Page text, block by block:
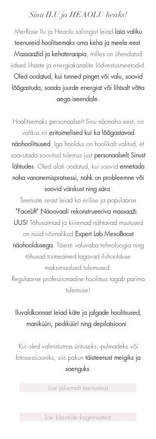
Sinu ILU ja HEAOLU heaks!
MerRose Ilu ja Heaolu salongist leiad laia valiku
teenuseid hoolitsemaks oma keha ja meele eest.
Massaažid ja kehateraapia, milles on ühendatud
iidsed lihaste ja energiakanalite lõdvestusmeetodid.
Oled oodatud, kui tunned pinget või valu, soovid
lõõgastuda, saada juurde energiat või lihtsalt võtta
aega iseendale.
Hoolitsemaks personaalselt Sinu näonaha eest, on
valikus nii eritoimelised kui ka lõõgastavad
näohoolitsused. Iga hooldus on hoolikalt valitud, et
saavutada soovitud tulemus just personaalselt Sinust
lähtudes. Oled alati oodatud, kui soovid ennetada
naha vananemisprotsessi, nahk on probleemne või
soovid värskust ning sära.
Teenuste seast leiad ka erilise ja populaarse
"FaceLift" Näoovaali rekonstrueeriva massaaži.
UUS! Tõhusaimad ja kiiremad nähtavad muutused
on nüüd võimalikud Expert Lab MesoBoost
näohooldusega. Täiesti valuvaba tehnoloogia ning
tõhusad toimeained tagavad iluhoolduse
maksimaalsed tulemused.
Regulaarne professionaalne hoolitsus tagab parima
tulemuse!
Iluvaldkonnast leiad käte ja jalgade hoolitsused,
maniküüri, pediküüri ning depilatsiooni.
Kui oled valmistumas ürituseks, pulmadeks või
fotosessiooniks, siis pakun täisteenust meigiks ja
soenguks.
Loe pikemalt teenustest
Loe klientide kogemustest